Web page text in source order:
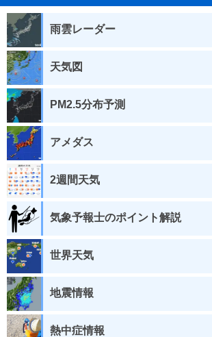
雨雲レーダー
天気図
PM2.5分布予測
アメダス
2週間天気
気象予報士のポイント解説
世界天気
地震情報
熱中症情報